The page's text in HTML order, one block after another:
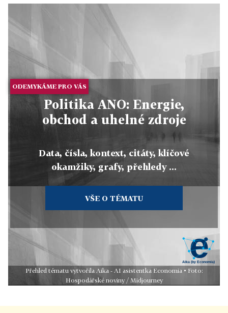
ODEMYKÁME PRO VÁS
Politika ANO: Energie,
obchod a uhelné zdroje
Data, čísla, kontext, citáty, klíčové
okamžiky, grafy, přehledy ...
VŠE O TÉMATU
Přehled tématu vytvořila Aika - AI asistentka Economia • Foto:
Hospodářské noviny / Midjourney